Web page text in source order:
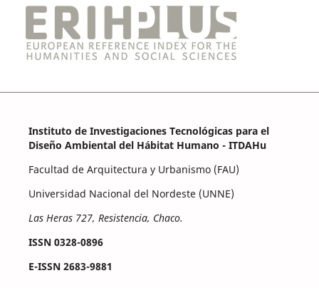
Instituto de Investigaciones Tecnológicas para el
Diseño Ambiental del Hábitat Humano - ITDAHu
Facultad de Arquitectura y Urbanismo (FAU)
Universidad Nacional del Nordeste (UNNE)
Las Heras 727, Resistencia, Chaco.
ISSN 0328-0896
E-ISSN 2683-9881